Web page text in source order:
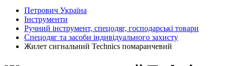
Петрович Україна
Інструменти
Ручний інструмент, спецодяг, господарські товари
Спецодяг та засоби індивідуального захисту
Жилет сигнальний Technics помаранчевий